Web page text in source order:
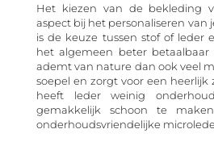
Het kiezen van de bekleding
aspect bij het personaliseren van
is de keuze tussen stof of leder
het algemeen beter
ademt van nature dan ook veel
soepel en zorgt voor een heerlijk
heeft leder weinig
gemakkelijk schoon te
onderhoudsvriendelijke